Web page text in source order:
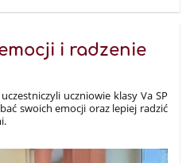
i radzenie
uczniowie klasy Va SP
swoich emocji oraz lepiej radzić